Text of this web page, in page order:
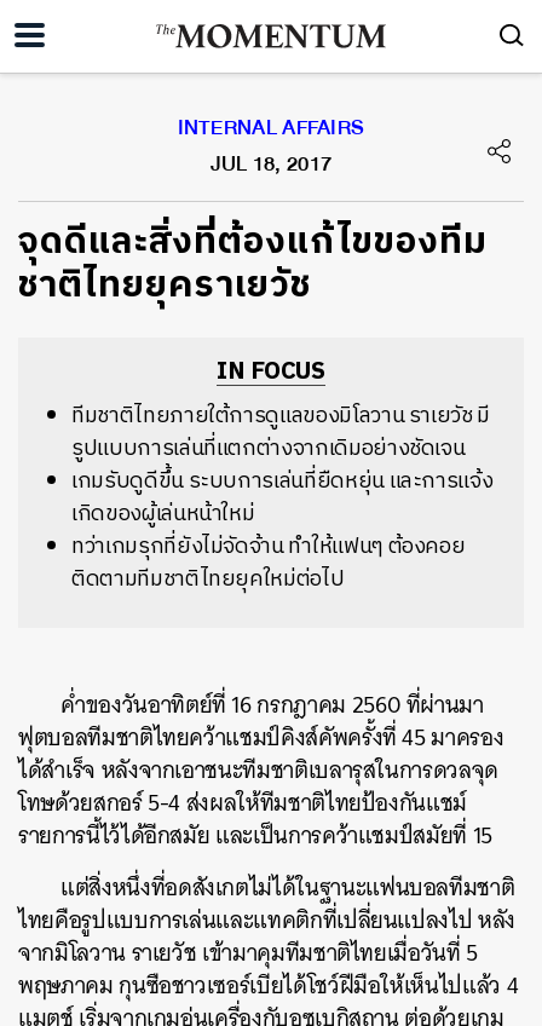
INTERNAL AFFAIRS
JUL 18, 2017
จุดดีและสิ่งที่ต้องแก้ไขของทีม
ชาติไทยยุคราเยวัช
IN FOCUS
ทีมชาติไทยภายใต้การดูแลของมิโลวาน ราเยวัช มี
รูปแบบการเล่นที่แตกต่างจากเดิมอย่างชัดเจน
เกมรับดูดีขึ้น ระบบการเล่นที่ยืดหยุ่น และการแจ้ง
เกิดของผู้เล่นหน้าใหม่
ทว่าเกมรุกที่ยังไม่จัดจ้าน ทำให้แฟนๆ ต้องคอย
ติดตามทีมชาติไทยยุคใหม่ต่อไป
ค่ำของวันอาทิตย์ที่ 16 กรกฎาคม 2560 ที่ผ่านมา
ฟุตบอลทีมชาติไทยคว้าแชมป์คิงส์คัพครั้งที่ 45 มาครอง
ได้สำเร็จ หลังจากเอาชนะทีมชาติเบลารุสในการดวลจุด
โทษด้วยสกอร์ 5-4 ส่งผลให้ทีมชาติไทยป้องกันแชม์
รายการนี้ไว้ได้อีกสมัย และเป็นการคว้าแชมป์สมัยที่ 15
​แต่สิ่งหนึ่งที่อดสังเกตไม่ได้ในฐานะแฟนบอลทีมชาติ
ไทยคือรูปแบบการเล่นและแทคติกที่เปลี่ยนแปลงไป หลัง
จากมิโลวาน ราเยวัช เข้ามาคุมทีมชาติไทยเมื่อวันที่ 5
พฤษภาคม กุนซือชาวเซอร์เบียได้โชว์ฝีมือให้เห็นไปแล้ว 4